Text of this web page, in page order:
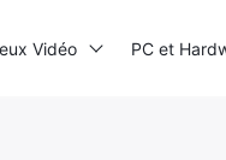
Vidéo PC et